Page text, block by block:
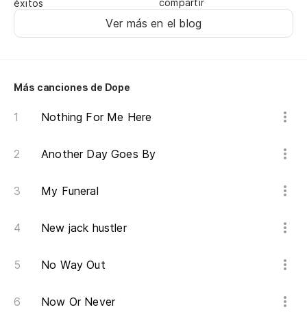
éxitos compartir
Ver más en el blog
Más canciones de Dope
Nothing For Me Here
Another Day Goes By
My Funeral
New jack hustler
No Way Out
Now Or Never